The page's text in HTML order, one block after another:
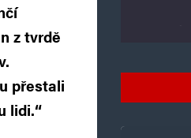
z tvrdě
přestali
lidi.“